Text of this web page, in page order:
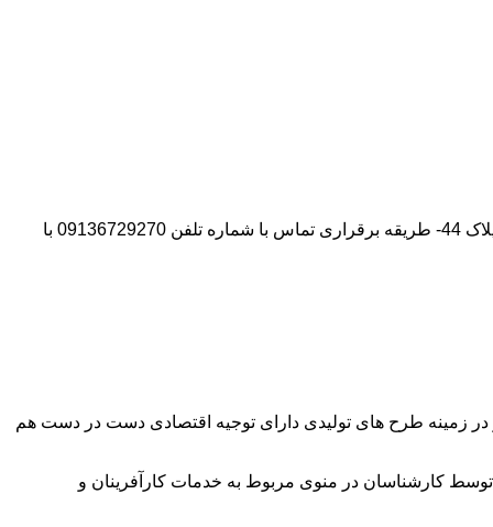
آدرس شرکت:استان تهران- شهر پیشوا- روبروی درب دانشگاه آزاد واحد ورامین – پیشوا – خیابان سروستان- انتهای کوچه سروستان نهم – پلاک 44- طریقه برقراری تماس با شماره تلفن 09136729270 با
در زمینه طرح های تولیدی دارای توجیه اقتصادی دست در دست هم
کارشناسان در منوی مربوط به خدمات کارآفرینان و